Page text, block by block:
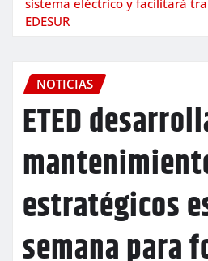
EDESUR
NOTICIAS
ETED
estratégicos
semana para